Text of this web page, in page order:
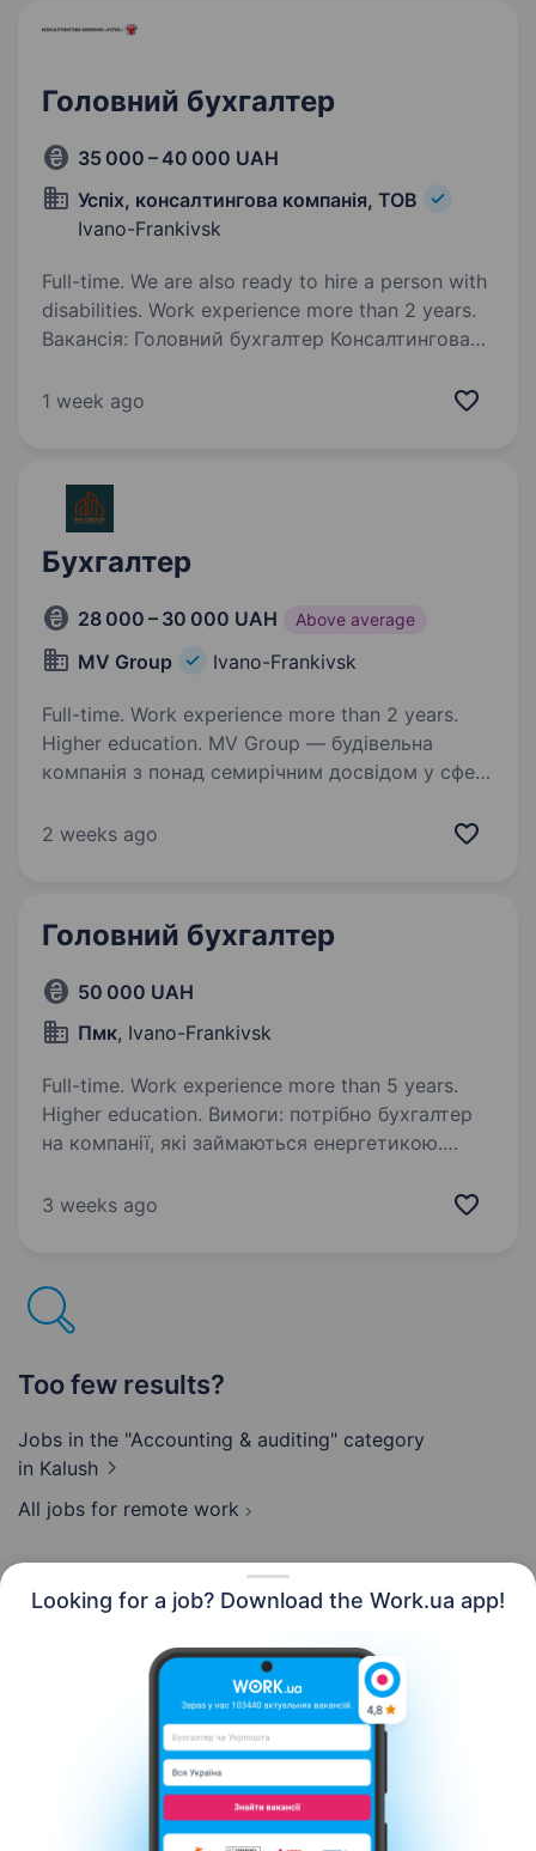
Looking for a job? Download the Work.ua app!
Головний бухгалтер
35 000 – 40 000 UAH
Успіх, консалтингова компанія, ТОВ
Ivano-Frankivsk
Full-time. We are also ready to hire a person with
disabilities. Work experience more than 2 years.
Вакансія: Головний бухгалтер Консалтингова
відповідального та досвідченого Головного
на прибуток;…
1 week ago
Бухгалтер
28 000 – 30 000 UAH Above average
MV Group Ivano-Frankivsk
Full-time. Work experience more than 2 years.
Higher education. MV Group — будівельна
компанія з понад семирічним досвідом у сфері
архітектурних рішень та будівництва. Наша
2 weeks ago
Головний бухгалтер
50 000 UAH
Пмк, Ivano-Frankivsk
Full-time. Work experience more than 5 years.
Higher education. Вимоги: потрібно бухгалтер
на компанії, які займаються енергетикою.
+380 (66) 185 19 48 Влад
3 weeks ago
Too few results?
Jobs in the "Accounting & auditing" category
in Kalush
All jobs for remote work
Contact us About us Сareer